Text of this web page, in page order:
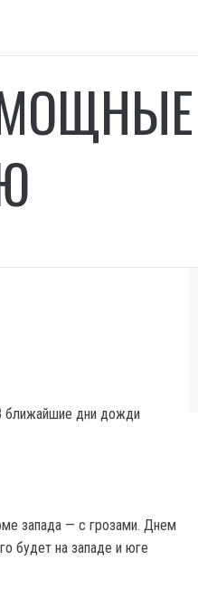
ближайшие дни дожди
запада — с грозами. Днем
будет на западе и юге